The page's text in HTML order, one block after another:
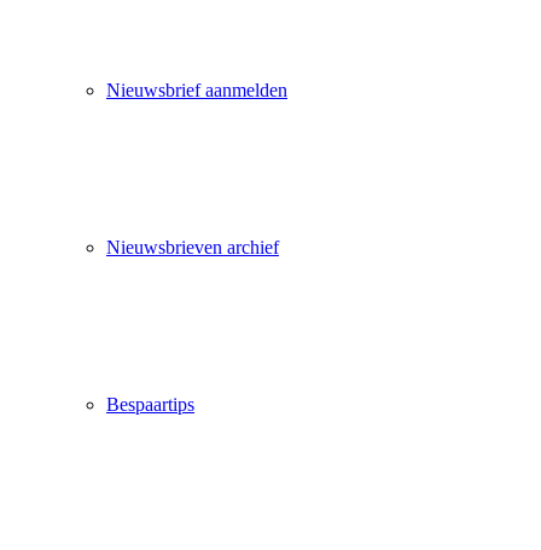
Nieuwsbrief aanmelden
Nieuwsbrieven archief
Bespaartips